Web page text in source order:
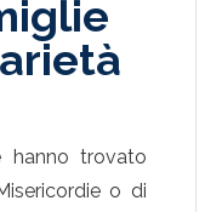
trovato
o di